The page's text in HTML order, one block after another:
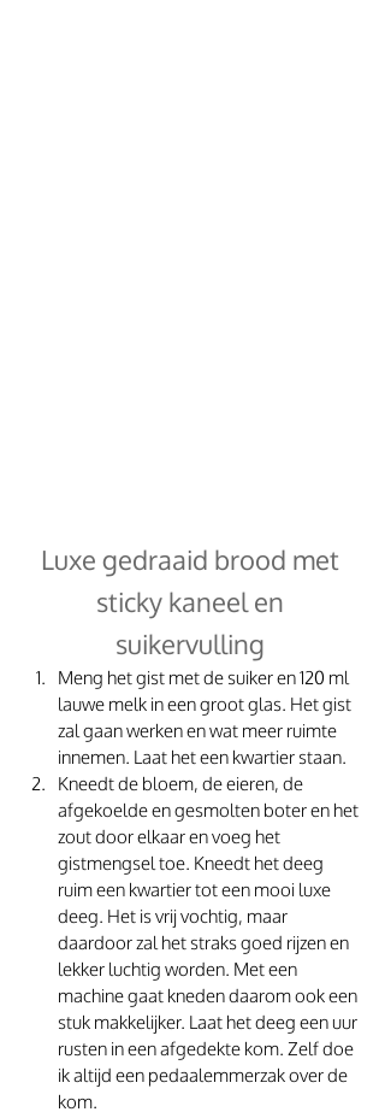
Luxe gedraaid brood met
sticky kaneel en
suikervulling
Meng het gist met de suiker en 120 ml
lauwe melk in een groot glas. Het gist
zal gaan werken en wat meer ruimte
innemen. Laat het een kwartier staan.
Kneedt de bloem, de eieren, de
afgekoelde en gesmolten boter en het
zout door elkaar en voeg het
gistmengsel toe. Kneedt het deeg
ruim een kwartier tot een mooi luxe
deeg. Het is vrij vochtig, maar
daardoor zal het straks goed rijzen en
lekker luchtig worden. Met een
machine gaat kneden daarom ook een
stuk makkelijker. Laat het deeg een uur
rusten in een afgedekte kom. Zelf doe
ik altijd een pedaalemmerzak over de
kom.